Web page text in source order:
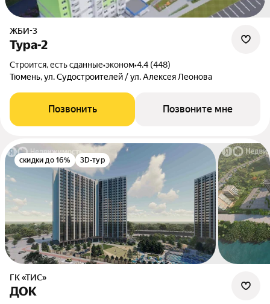
ЖБИ-3
Тура-2
Строится, есть сданные•эконом•4.4 (448)
Тюмень, ул. Судостроителей / ул. Алексея Леонова
Позвонить Позвоните мне
скидки до 16% 3D-тур
ГК «ТИС»
ДОК